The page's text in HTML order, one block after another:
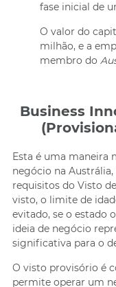
fase inicial de
O valor do
milhão, e a
membro do
Business
Esta é uma maneira
negócio na
requisitos do Visto
visto, o limite de
evitado, se o estado
ideia de negócio
significativa para o
O visto provisório é
permite operar um